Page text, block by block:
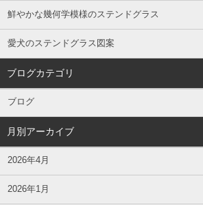
鮮やかな幾何学模様のステンドグラス
愛犬のステンドグラス図案
ブログカテゴリ
ブログ
月別アーカイブ
2026年4月
2026年1月